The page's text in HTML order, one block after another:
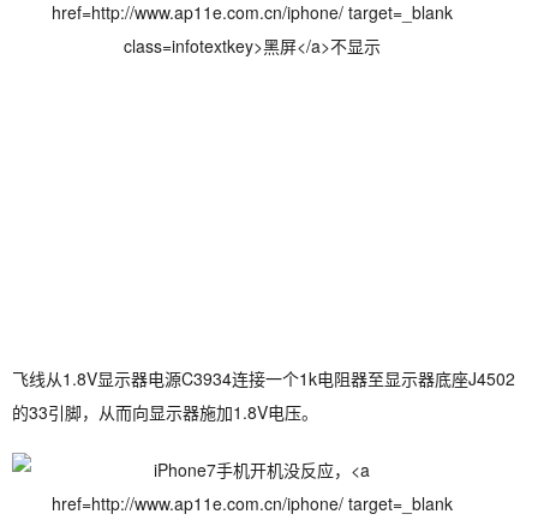
飞线从1.8V显示器电源C3934连接一个1k电阻器至显示器底座J4502
的33引脚，从而向显示器施加1.8V电压。